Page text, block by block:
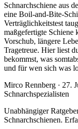
Schnarchschiene aus
eine Boil-and-Bite-
Verträglichkeitstest
maßgefertigte Schiene
Vorschub, längere
Tragetreue. Hier liest
bekommst, was
und für wen sich was
Mirco Rennberg · 27.
Schnarchspezialisten
Unabhängiger
Schnarchschienen.